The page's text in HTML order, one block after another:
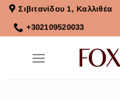
Σιβιτανίδου 1, Καλλιθέα
+302109520033